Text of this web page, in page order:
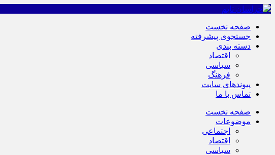
صفحه نخست
جستجوی پیشرفته
دسته بندی
اقتصاد
سیاسی
فرهنگ
پیوندهای سایت
تماس با ما
صفحه نخست
موضوعات
اجتماعی
اقتصاد
سیاسی